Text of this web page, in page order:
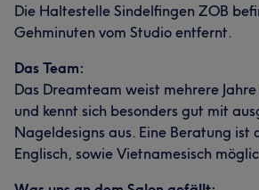
Die Haltestelle Sindelfingen ZOB
Gehminuten vom Studio entfernt.
Das Team:
Das Dreamteam weist mehrere
und kennt sich besonders gut mit
Nageldesigns aus. Eine Beratung ist
Englisch, sowie Vietnamesisch